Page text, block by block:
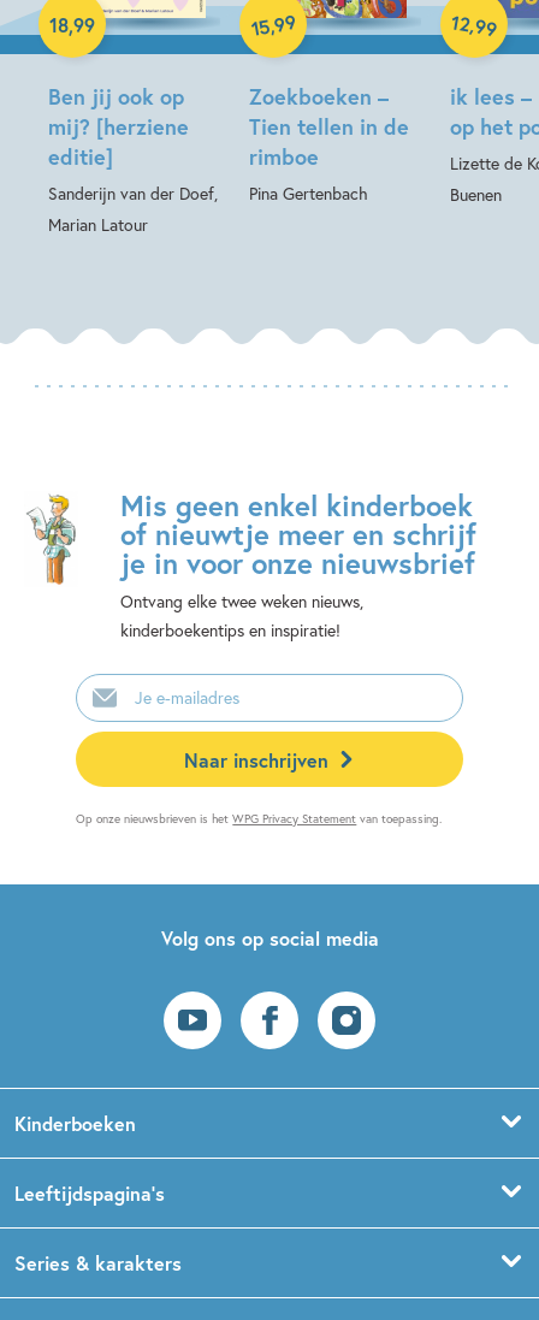
Ben jij ook op
mij? [herziene
editie]
Sanderijn van der Doef,
Marian Latour
18,99
Hardcover
Zoekboeken –
Tien tellen in de
rimboe
Pina Gertenbach
15,99
Hardcover
ik lees –
op het
Lizette de
Buenen
12,99
Hardcover
Mis geen enkel kinderboek
of nieuwtje meer en schrijf
je in voor onze nieuwsbrief
Ontvang elke twee weken nieuws,
kinderboekentips en inspiratie!
E-
mailadres
Naar inschrijven
Op onze nieuwsbrieven is hetWPG Privacy Statement van toepassing.
Volg ons op social media
Kinderboeken
Prentenboeken
Leeftijdspagina’s
Boekentips 1,5 - 3 jaar
Series & karakters